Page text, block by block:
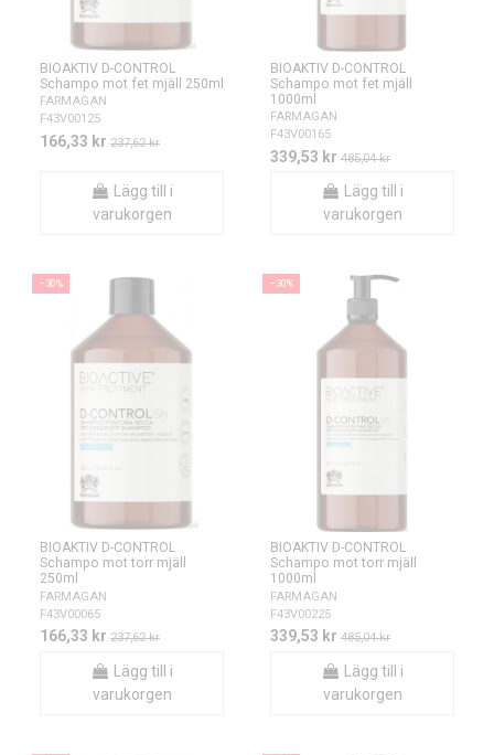
BIOAKTIV D-CONTROL
Schampo mot fet mjäll 250ml
FARMAGAN
F43V00125
166,33 kr 237,62 kr
Lägg till i
varukorgen
BIOAKTIV D-CONTROL
Schampo mot fet mjäll
1000ml
FARMAGAN
F43V00165
339,53 kr 485,04 kr
Lägg till i
varukorgen
−30%
BIOAKTIV D-CONTROL
Schampo mot torr mjäll
250ml
FARMAGAN
F43V00065
166,33 kr 237,62 kr
Lägg till i
varukorgen
−30%
BIOAKTIV D-CONTROL
Schampo mot torr mjäll
1000ml
FARMAGAN
F43V00225
339,53 kr 485,04 kr
Lägg till i
varukorgen